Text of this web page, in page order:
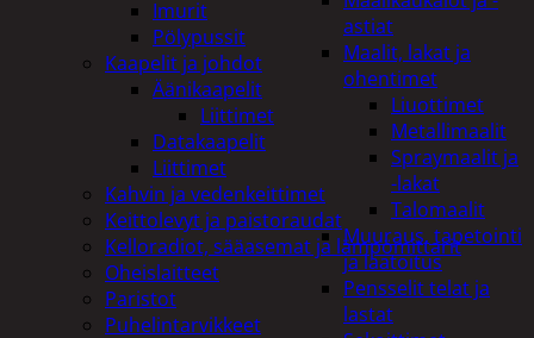
astiat
Maalit, lakat ja
ohentimet
Liuottimet
Metallimaalit
Spraymaalit ja
-lakat
Talomaalit
Muuraus, tapetointi
ja laatoitus
Pensselit telat ja
lastat
Imurit
Pölypussit
Kaapelit ja johdot
Äänikaapelit
Liittimet
Datakaapelit
Liittimet
Kahvin ja vedenkeittimet
Keittolevyt ja paistoraudat
Kelloradiot, sääasemat ja lämpömittarit
Oheislaitteet
Paristot
Puhelintarvikkeet